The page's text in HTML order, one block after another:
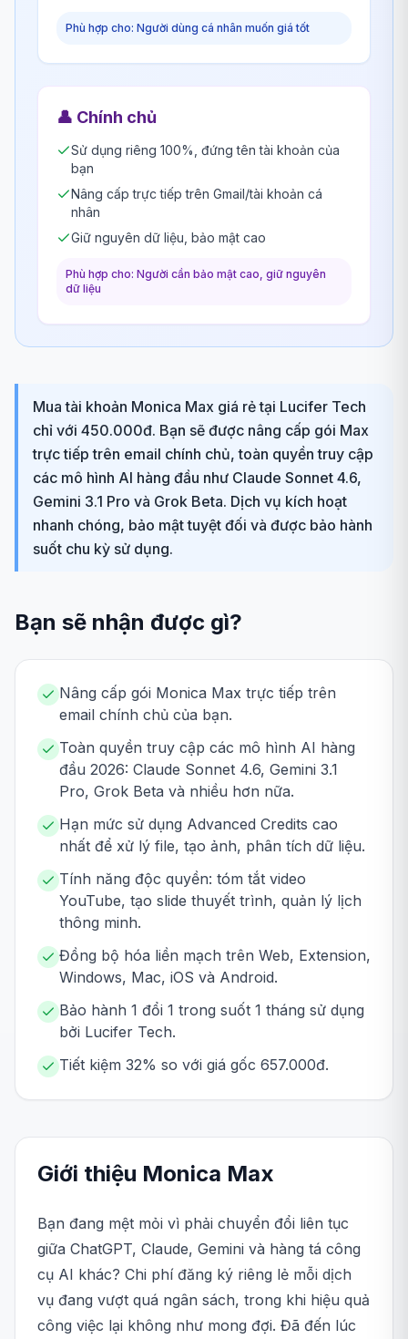
Phù hợp cho: Người dùng cá nhân muốn giá tốt
👤 Chính chủ
Sử dụng riêng 100%, đứng tên tài khoản của
bạn
Nâng cấp trực tiếp trên Gmail/tài khoản cá
nhân
Giữ nguyên dữ liệu, bảo mật cao
Phù hợp cho: Người cần bảo mật cao, giữ nguyên
dữ liệu
Mua tài khoản Monica Max giá rẻ tại Lucifer Tech
chỉ với 450.000đ. Bạn sẽ được nâng cấp gói Max
trực tiếp trên email chính chủ, toàn quyền truy cập
các mô hình AI hàng đầu như Claude Sonnet 4.6,
Gemini 3.1 Pro và Grok Beta. Dịch vụ kích hoạt
nhanh chóng, bảo mật tuyệt đối và được bảo hành
suốt chu kỳ sử dụng.
Bạn sẽ nhận được gì?
Nâng cấp gói Monica Max trực tiếp trên
email chính chủ của bạn.
Toàn quyền truy cập các mô hình AI hàng
đầu 2026: Claude Sonnet 4.6, Gemini 3.1
Pro, Grok Beta và nhiều hơn nữa.
Hạn mức sử dụng Advanced Credits cao
nhất để xử lý file, tạo ảnh, phân tích dữ liệu.
Tính năng độc quyền: tóm tắt video
YouTube, tạo slide thuyết trình, quản lý lịch
thông minh.
Đồng bộ hóa liền mạch trên Web, Extension,
Windows, Mac, iOS và Android.
Bảo hành 1 đổi 1 trong suốt 1 tháng sử dụng
bởi Lucifer Tech.
Tiết kiệm 32% so với giá gốc 657.000đ.
Giới thiệu Monica Max
Bạn đang mệt mỏi vì phải chuyển đổi liên tục
giữa ChatGPT, Claude, Gemini và hàng tá công
cụ AI khác? Chi phí đăng ký riêng lẻ mỗi dịch
vụ đang vượt quá ngân sách, trong khi hiệu quả
công việc lại không như mong đợi. Đã đến lúc